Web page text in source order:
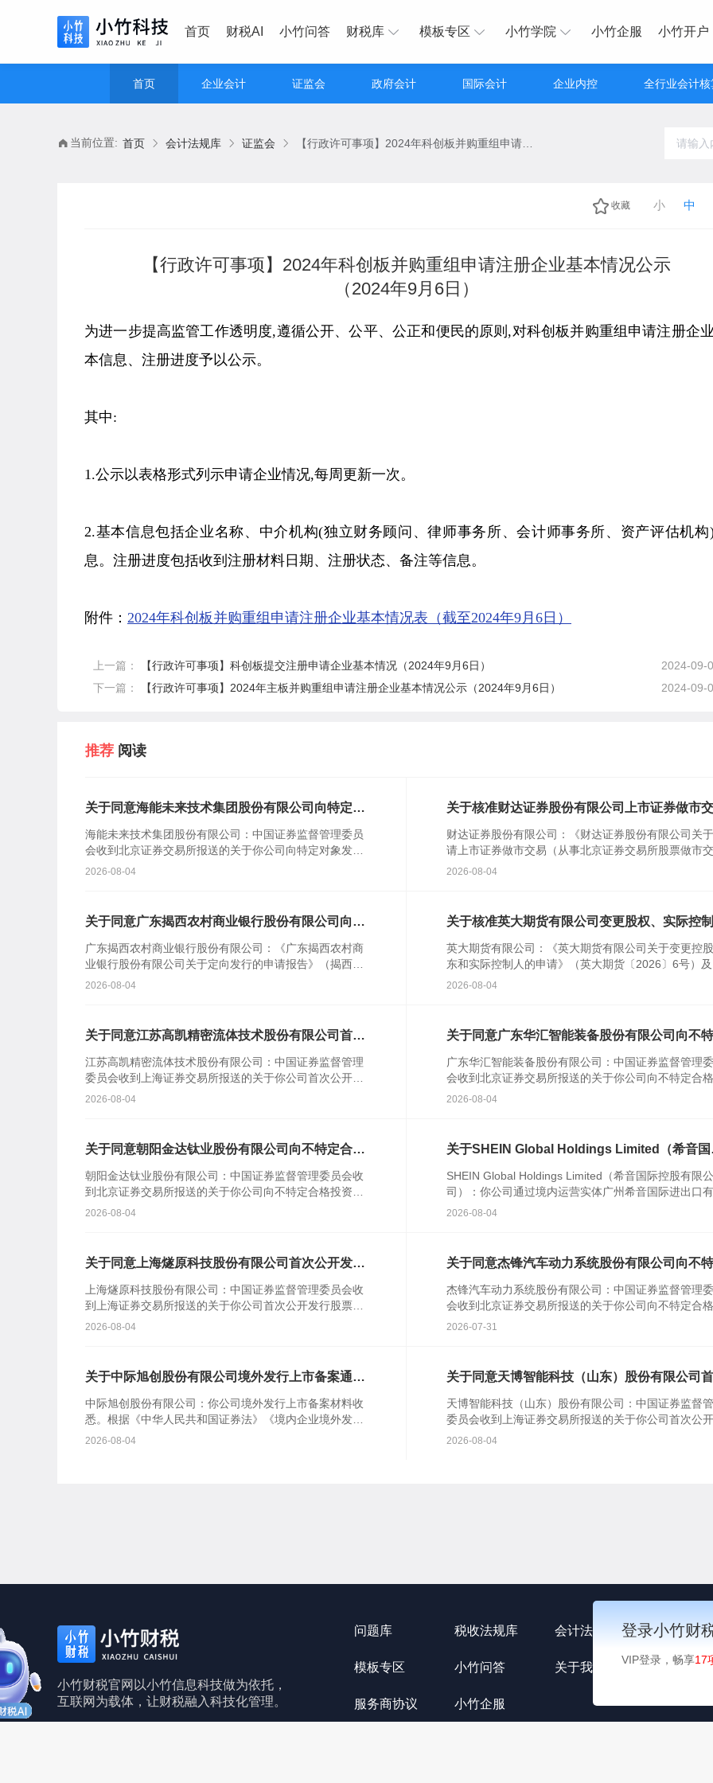
首页 财税AI 小竹问答 财税库 模板专区 小竹学院 小竹企服 小竹开户
首页 企业会计 证监会 政府会计 国际会计 企业内控 全行业会计核
当前位置: 首页 会计法规库 证监会
收藏 小 中
【行政许可事项】2024年科创板并购重组申请注册企业基本情况公示
（2024年9月6日）
为进一步提高监管工作透明度,遵循公开、公平、公正和便民的原则,对科创板并购重组申请注册企
本信息、注册进度予以公示。
其中:
1.公示以表格形式列示申请企业情况,每周更新一次。
2.基本信息包括企业名称、中介机构(独立财务顾问、律师事务所、会计师事务所、资产评估机构
息。注册进度包括收到注册材料日期、注册状态、备注等信息。
附件： 2024年科创板并购重组申请注册企业基本情况表（截至2024年9月6日）
上一篇： 【行政许可事项】科创板提交注册申请企业基本情况（2024年9月6日）
2024-09-
下一篇：
【行政许可事项】2024年主板并购重组申请注册企业基本情况公示（2024年9月6日） 2024-09-
推荐 阅读
关于同意海能未来技术集团股份有限公司向特定对
海能未来技术集团股份有限公司：中国证券监督管理委员
会收到北京证券交易所报送的关于你公司向特定对象发行
股票的审核意见及你公司注册申请文件。根据《中华人民
2026-08-04
关于核准财达证券股份有限公司上市证券做市
财达证券股份有限公司：《财达证券股份有限公司关
请上市证券做市交易（从事北京证券交易所股票做市交
易）业务资格的请示》(财达字〔2024〕314号)及相关
2026-08-04
关于同意广东揭西农村商业银行股份有限公司向特
广东揭西农村商业银行股份有限公司：《广东揭西农村商
业银行股份有限公司关于定向发行的申请报告》（揭西农
商行报〔2026〕110号）及相关文件收悉。根据《中华人
2026-08-04
关于核准英大期货有限公司变更股权、实际控
英大期货有限公司：《英大期货有限公司关于变更控
东和实际控制人的申请》（英大期货〔2026〕6号）及
关文件收悉。根据《中华人民共和国期货和衍生品法》
2026-08-04
关于同意江苏高凯精密流体技术股份有限公司首次
江苏高凯精密流体技术股份有限公司：中国证券监督管理
委员会收到上海证券交易所报送的关于你公司首次公开发
行股票并在科创板上市的审核意见及你公司注册申请文
2026-08-04
关于同意广东华汇智能装备股份有限公司向不
广东华汇智能装备股份有限公司：中国证券监督管理
会收到北京证券交易所报送的关于你公司向不特定合格
资者公开发行股票并在北京证券交易所上市的审核意见
2026-08-04
关于同意朝阳金达钛业股份有限公司向不特定合格
朝阳金达钛业股份有限公司：中国证券监督管理委员会收
到北京证券交易所报送的关于你公司向不特定合格投资者
公开发行股票并在北京证券交易所上市的审核意见及你公
2026-08-04
关于SHEIN Global Holdings Limited（希音国
SHEIN Global Holdings Limited（希音国际控股有限公
司）：你公司通过境内运营实体广州希音国际进出口有
公司提交的境外发行上市备案材料收...
2026-08-04
关于同意上海燧原科技股份有限公司首次公开发行
上海燧原科技股份有限公司：中国证券监督管理委员会收
到上海证券交易所报送的关于你公司首次公开发行股票并
在科创板上市的审核意见及你公司注册申请文件。根据
2026-08-04
关于同意杰锋汽车动力系统股份有限公司向不
杰锋汽车动力系统股份有限公司：中国证券监督管理
会收到北京证券交易所报送的关于你公司向不特定合格
资者公开发行股票并在北京证券交易所上市的审核意见
2026-07-31
关于中际旭创股份有限公司境外发行上市备案通知
中际旭创股份有限公司：你公司境外发行上市备案材料收
悉。根据《中华人民共和国证券法》《境内企业境外发行
证券和上市管理试行办法》等规定，我会对备案事项通知
2026-08-04
关于同意天博智能科技（山东）股份有限公司
天博智能科技（山东）股份有限公司：中国证券监督
委员会收到上海证券交易所报送的关于你公司首次公开
行股票并在主板上市的审核意见及你公司注册申请文件
2026-08-04
小竹财税官网以小竹信息科技做为依托，
互联网为载体，让财税融入科技化管理。
问题库 税收法规库 会计法规库 小竹资讯
模板专区 小竹问答 关于我们 用户协议
服务商协议 小竹企服
登录小竹财
VIP登录，畅享17